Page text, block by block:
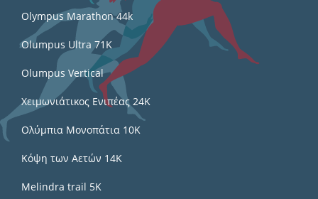
Olympus Marathon 44k
Olumpus Ultra 71K
Olumpus Vertical
Χειμωνιάτικος Ενιπέας 24Κ
Ολύμπια Μονοπάτια 10Κ
Κόψη των Αετών 14Κ
Melindra trail 5Κ